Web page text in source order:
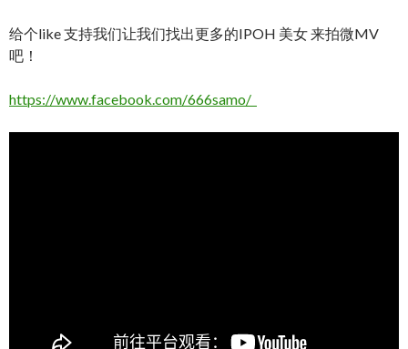
给个like 支持我们让我们找出更多的IPOH 美女 来拍微MV
吧！
https://www.facebook.com/666samo/